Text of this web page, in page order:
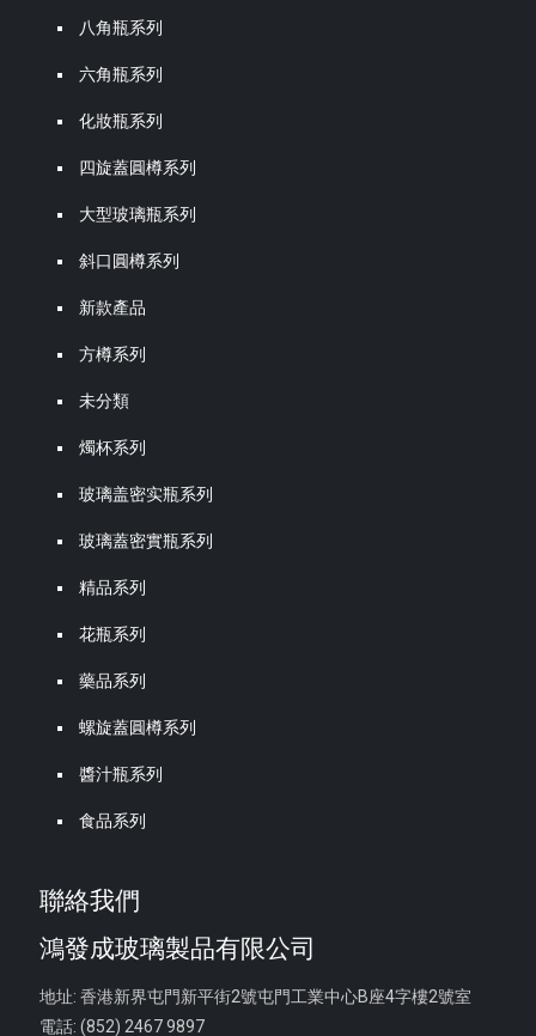
八角瓶系列
六角瓶系列
化妝瓶系列
四旋蓋圓樽系列
大型玻璃瓶系列
斜口圓樽系列
新款產品
方樽系列
未分類
燭杯系列
玻璃盖密实瓶系列
玻璃蓋密實瓶系列
精品系列
花瓶系列
藥品系列
螺旋蓋圓樽系列
醬汁瓶系列
食品系列
聯絡我們
鴻發成玻璃製品有限公司
地址: 香港新界屯門新平街2號屯門工業中心B座4字樓2號室
電話: (852) 2467 9897